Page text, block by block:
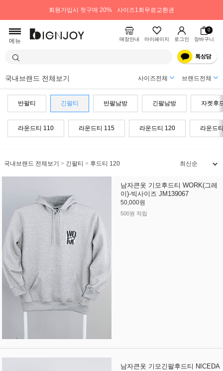
회원가입시 첫구매 20% 사이즈1회무료교환권
메뉴 매장안내 마이페이지 로그인
0
장바구니
국내브랜드 전체보기 사이즈전체 브랜드전체
반팔티 긴팔티 반팔남방 긴팔남방 자켓후
라운드티 110 라운드티 115 라운드티 120 라운드
국내브랜드 전체보기 > 긴팔티 > 후드티 120
남자큰옷 기모후드티 WORK(그레
이)-빅사이즈 JM139067
50,000원
500원 적립
남자큰옷 기모긴팔후드티 NICEDA